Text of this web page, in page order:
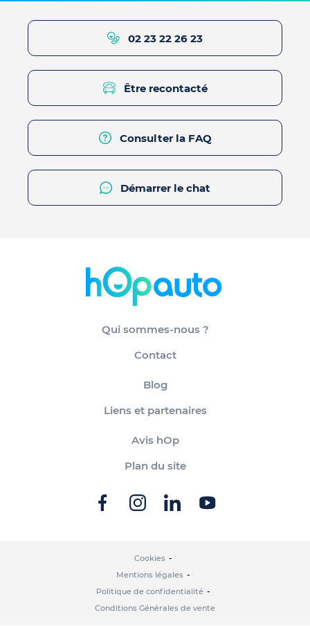
02 23 22 26 23
Être recontacté
Consulter la FAQ
Démarrer le chat
Qui sommes-nous ?
Contact
Blog
Liens et partenaires
Avis hOp
Plan du site
Cookies
Mentions légales
Politique de confidentialité
Conditions Générales de vente